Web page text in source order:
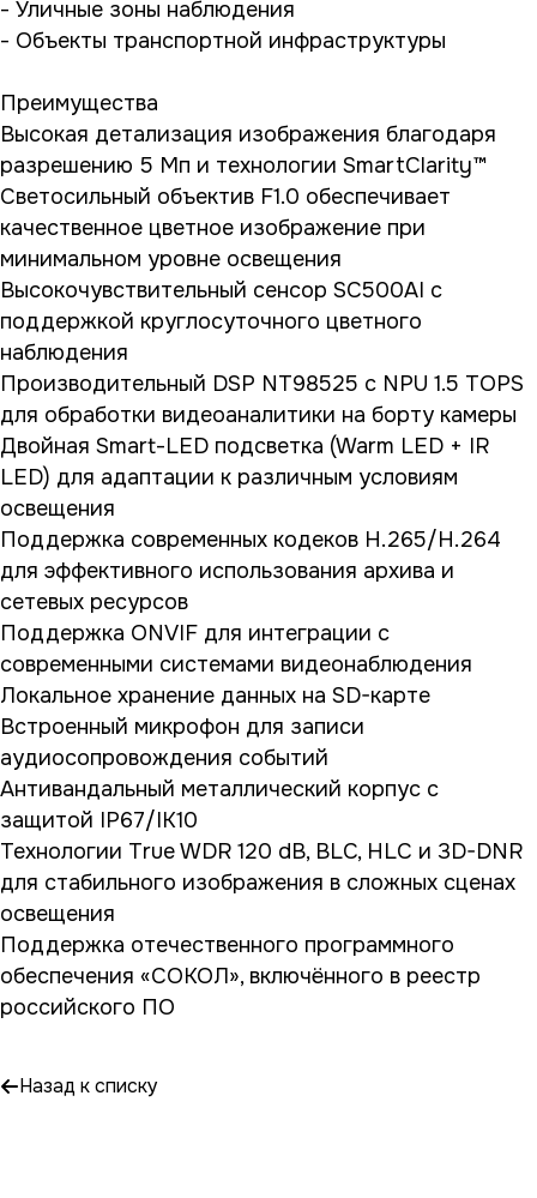
- Уличные зоны наблюдения
- Объекты транспортной инфраструктуры
Преимущества
Высокая детализация изображения благодаря
разрешению 5 Мп и технологии SmartClarity™
Светосильный объектив F1.0 обеспечивает
качественное цветное изображение при
минимальном уровне освещения
Высокочувствительный сенсор SC500AI с
поддержкой круглосуточного цветного
наблюдения
Производительный DSP NT98525 с NPU 1.5 TOPS
для обработки видеоаналитики на борту камеры
Двойная Smart-LED подсветка (Warm LED + IR
LED) для адаптации к различным условиям
освещения
Поддержка современных кодеков H.265/H.264
для эффективного использования архива и
сетевых ресурсов
Поддержка ONVIF для интеграции с
современными системами видеонаблюдения
Локальное хранение данных на SD-карте
Встроенный микрофон для записи
аудиосопровождения событий
Антивандальный металлический корпус с
защитой IP67/IK10
Технологии True WDR 120 dB, BLC, HLC и 3D-DNR
для стабильного изображения в сложных сценах
освещения
Поддержка отечественного программного
обеспечения «СОКОЛ», включённого в реестр
российского ПО
Назад к списку